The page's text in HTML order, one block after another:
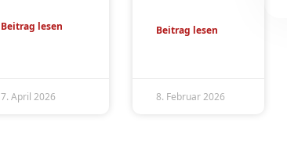
Beitrag lesen
7. April 2026
Beitrag lesen
8. Februar 2026